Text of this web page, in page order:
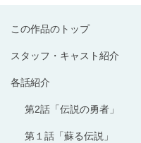
この作品のトップ
スタッフ・キャスト紹介
各話紹介
第2話「伝説の勇者」
第１話「蘇る伝説」